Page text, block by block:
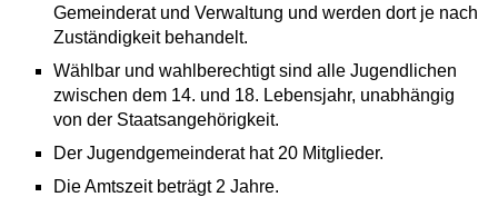
Gemeinderat und Verwaltung und werden dort je nach
Zuständigkeit behandelt.
Wählbar und wahlberechtigt sind alle Jugendlichen
zwischen dem 14. und 18. Lebensjahr, unabhängig
von der Staatsangehörigkeit.
Der Jugendgemeinderat hat 20 Mitglieder.
Die Amtszeit beträgt 2 Jahre.